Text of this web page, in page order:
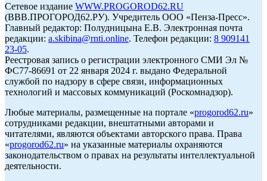
Сетевое издание WWW.PROGOROD62.RU
(ВВВ.ПРОГОРОД62.РУ). Учредитель ООО «Пенза-Пресс».
Главный редактор: Полудницына Е.В. Электронная почта
редакции: a.skibina@rnti.online. Телефон редакции: 8 909141
23-05.
Реестровая запись о регистрации электронного СМИ Эл №
ФС77-86691 от 22 января 2024 г. выдано Федеральной
службой по надзору в сфере связи, информационных
технологий и массовых коммуникаций (Роскомнадзор).
Любые материалы, размещенные на портале «progorod62.ru»
сотрудниками редакции, внештатными авторами и
читателями, являются объектами авторского права. Права
«progorod62.ru» на указанные материалы охраняются
законодательством о правах на результаты интеллектуальной
деятельности.